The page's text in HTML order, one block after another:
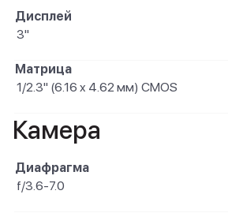
Дисплей
3"
Матрица
1/2.3" (6.16 x 4.62 мм) CMOS
Камера
Диафрагма
f/3.6-7.0